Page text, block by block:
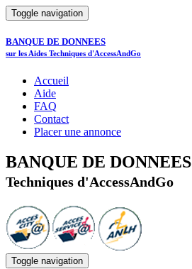
Toggle navigation
BANQUE DE DONNEES
sur les Aides Techniques d'AccessAndGo
Accueil
Aide
FAQ
Contact
Placer une annonce
BANQUE DE DONNEES
Techniques d'AccessAndGo
Toggle navigation